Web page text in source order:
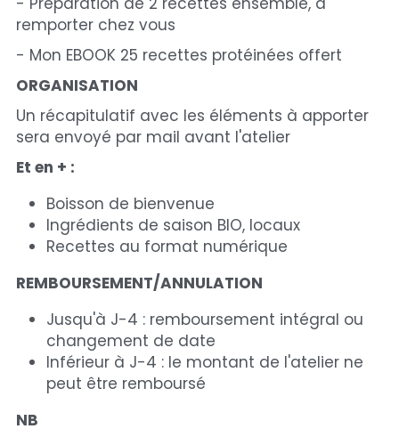
remporter chez vous
- Mon EBOOK 25 recettes protéinées offert
ORGANISATION
Un récapitulatif avec les éléments à apporter
sera envoyé par mail avant l'atelier
Et en + :
Boisson de bienvenue
Ingrédients de saison BIO, locaux
Recettes au format numérique
REMBOURSEMENT/ANNULATION
Jusqu'à J-4 : remboursement intégral ou
changement de date
Inférieur à J-4 : le montant de l'atelier ne
peut être remboursé
NB